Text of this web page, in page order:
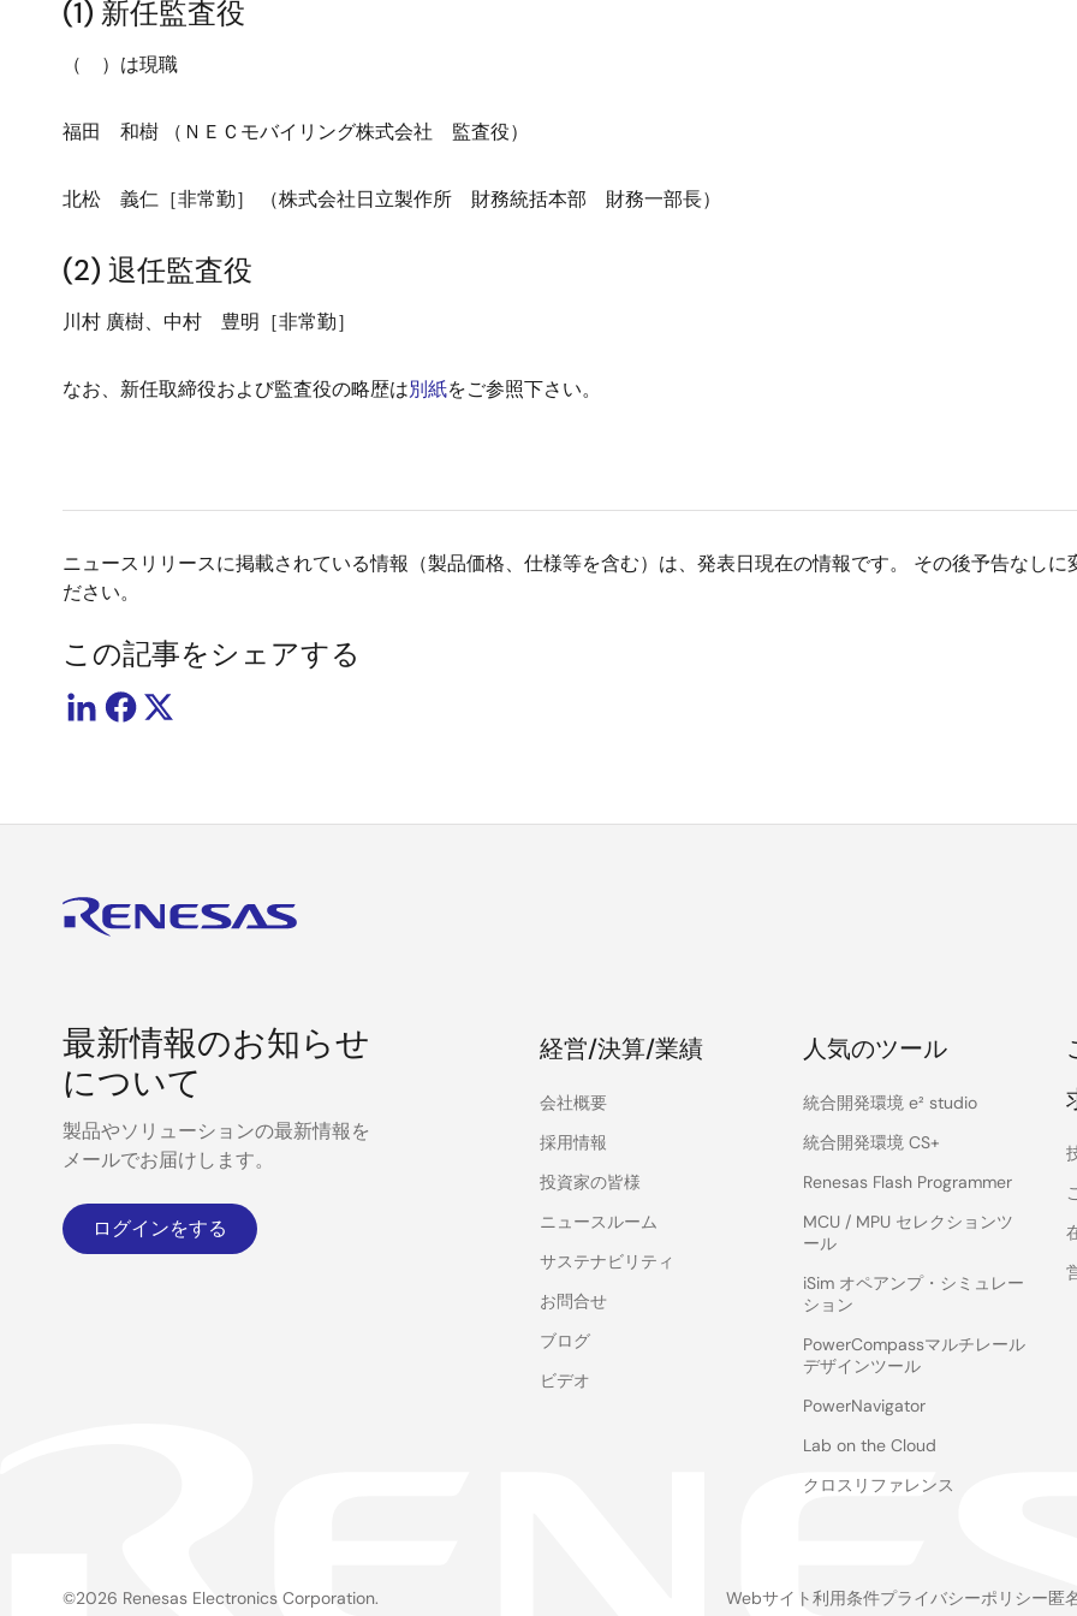
(1) 新任監査役
（ ）は現職
福田 和樹 （ＮＥＣモバイリング株式会社 監査役）
北松 義仁［非常勤］ （株式会社日立製作所 財務統括本部 財務一部長）
(2) 退任監査役
川村 廣樹、中村 豊明［非常勤］
なお、新任取締役および監査役の略歴は別紙をご参照下さい。
ニュースリリースに掲載されている情報（製品価格、仕様等を含む）は、発表日現在の情報です。 その後予告なし
ださい。
この記事をシェアする
最新情報のお知らせ
について
製品やソリューションの最新情報を
メールでお届けします。
ログインをする
経営/決算/業績
会社概要
採用情報
投資家の皆様
ニュースルーム
サステナビリティ
お問合せ
ブログ
ビデオ
人気のツール
統合開発環境 e² studio
統合開発環境 CS+
Renesas Flash Programmer
MCU / MPU セレクションツ
ール
iSim オペアンプ・シミュレー
ション
PowerCompassマルチレール
デザインツール
PowerNavigator
Lab on the Cloud
クロスリファレンス
©2026 Renesas Electronics Corporation. Webサイト利用条件プライバシーポリシー匿